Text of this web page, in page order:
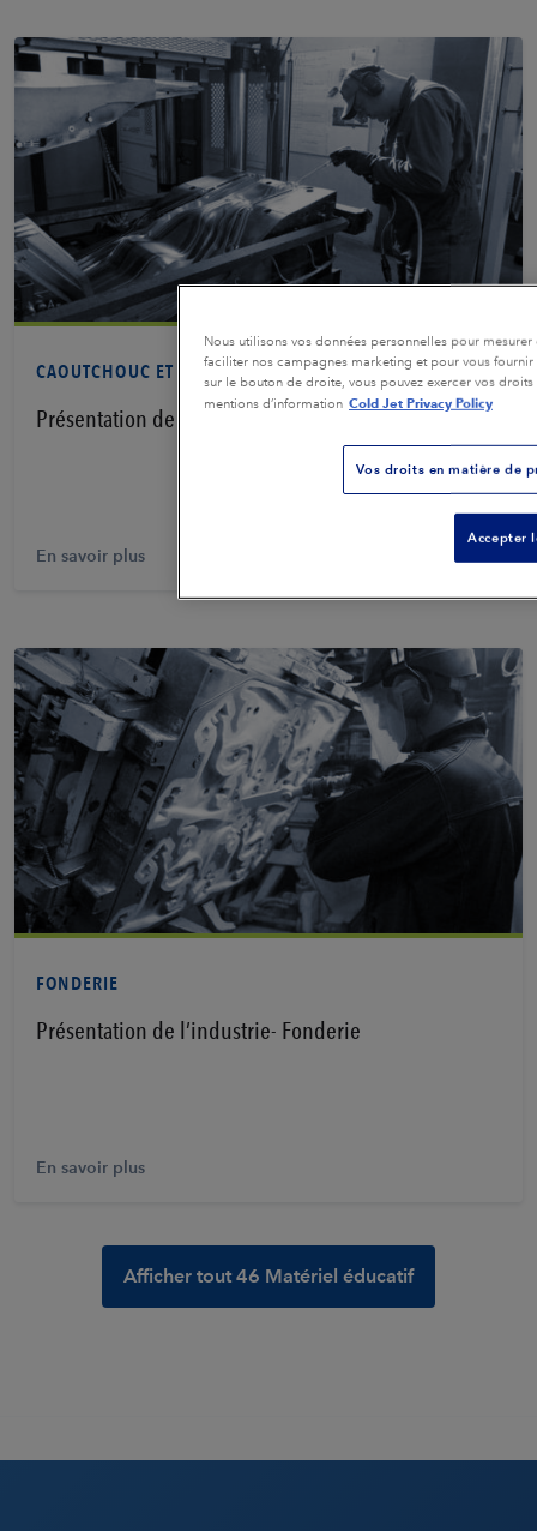
CAOUTCHOUC ET PNEUS
Présentation de l’industrie-Caoutchouc
Voir PDF
En savoir plus
FONDERIE
Présentation de l’industrie- Fonderie
Voir PDF
En savoir plus
Afficher tout 46 Matériel éducatif
Nous utilisons vos données personnelles pour
faciliter nos campagnes marketing et pour vous
sur le bouton de droite, vous pouvez exercer vos
mentions d’information Cold Jet Privacy Policy
Vos droits en matière de
Accepter